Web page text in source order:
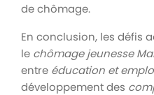
de chômage.
En conclusion, les défis
le chômage jeunesse
entre éducation et
développement des